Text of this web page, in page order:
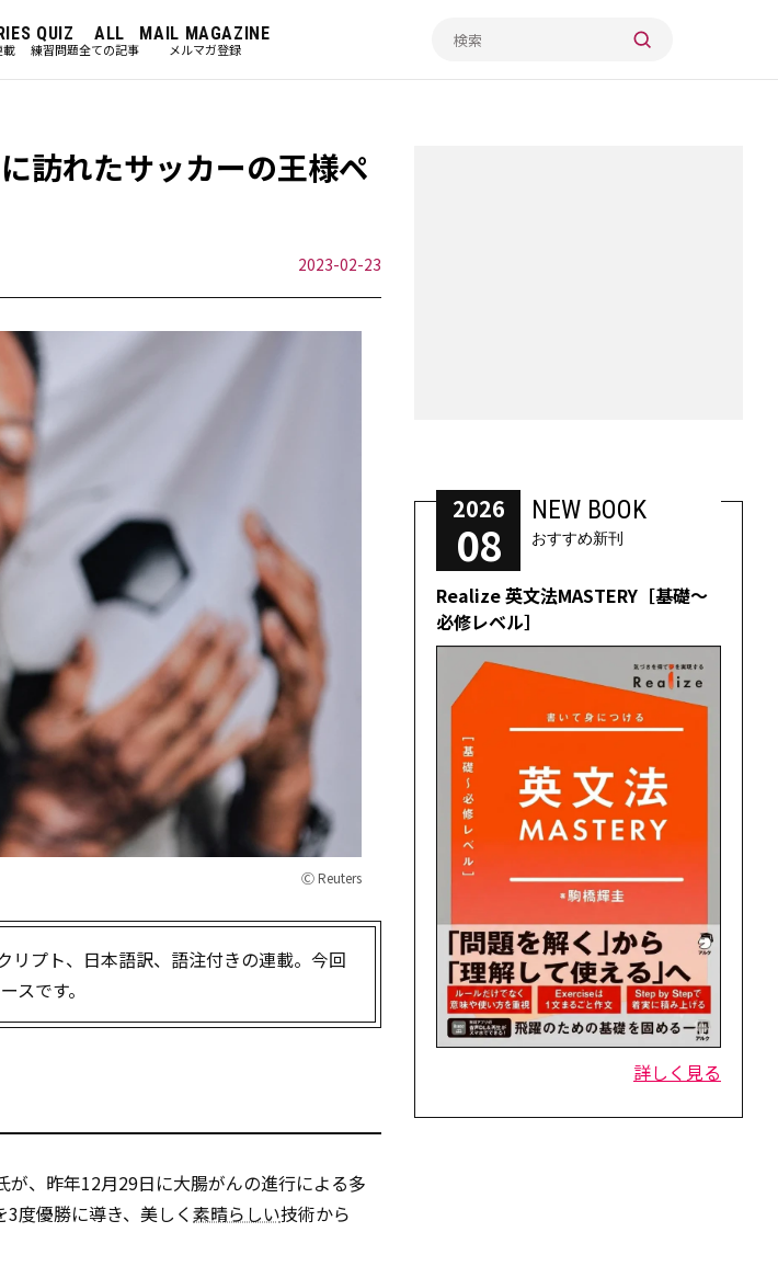
載
QUIZ
練習問題
ALL
全ての記事
MAIL MAGAZINE
メルマガ登録
訪れたサッカーの王様ペ
2023-02-23
Ⓒ Reuters
リプト、日本語訳、語注付きの連載。今回
スです。
が、昨年12月29日に大腸がんの進行による多
度優勝に導き、美しく素晴らしい技術から
2026
08
NEW BOOK
おすすめ新刊
Realize 英文法MASTERY［基礎～
必修レベル］
詳しく見る